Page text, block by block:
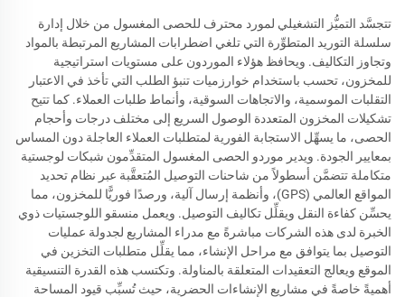
تتجسَّد التميُّز التشغيلي لمورد محترف للحصى المغسول من خلال إدارة
سلسلة التوريد المتطوِّرة التي تلغي اضطرابات المشاريع المرتبطة بالمواد
وتجاوز التكاليف. ويحافظ هؤلاء الموردون على مستويات استراتيجية
للمخزون، تحسب باستخدام خوارزميات تنبؤ الطلب التي تأخذ في الاعتبار
التقلبات الموسمية، والاتجاهات السوقية، وأنماط طلبات العملاء. كما تتيح
تشكيلات المخزون المتعددة الوصول السريع إلى مختلف درجات وأحجام
الحصى، ما يسهِّل الاستجابة الفورية لمتطلبات العملاء العاجلة دون المساس
بمعايير الجودة. ويدير موردو الحصى المغسول المتقدِّمون شبكات لوجستية
متكاملة تتضمَّن أسطولاً من شاحنات التوصيل المُتعقَّبة عبر نظام تحديد
المواقع العالمي (GPS)، وأنظمة إرسال آلية، ورصدًا فوريًّا للمخزون، مما
يحسِّن كفاءة النقل ويقلِّل تكاليف التوصيل. ويعمل منسقو اللوجستيات ذوي
الخبرة لدى هذه الشركات مباشرةً مع مدراء المشاريع لجدولة عمليات
التوصيل بما يتوافق مع مراحل الإنشاء، مما يقلِّل متطلبات التخزين في
الموقع ويعالج التعقيدات المتعلقة بالمناولة. وتكتسب هذه القدرة التنسيقية
أهميةً خاصةً في مشاريع الإنشاءات الحضرية، حيث تُسبِّب قيود المساحة